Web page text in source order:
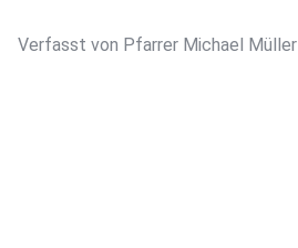
Verfasst von Pfarrer Michael Müller